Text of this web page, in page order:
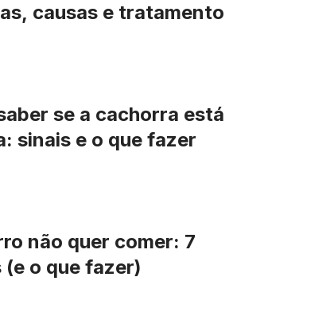
causas e tratamento
se a cachorra está
sinais e o que fazer
não quer comer: 7
(e o que fazer)